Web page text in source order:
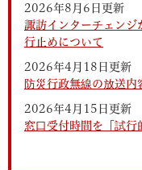
2026年8月6日更新
諏訪インターチェンジ
行止めについて
2026年4月18日更新
防災行政無線の放送内
2026年4月15日更新
窓口受付時間を「試行